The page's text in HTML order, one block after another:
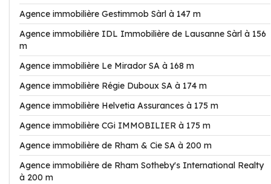
Agence immobilière Gestimmob Sàrl à 147 m
Agence immobilière IDL Immobilière de Lausanne Sàrl à 156
m
Agence immobilière Le Mirador SA à 168 m
Agence immobilière Régie Duboux SA à 174 m
Agence immobilière Helvetia Assurances à 175 m
Agence immobilière CGi IMMOBILIER à 175 m
Agence immobilière de Rham & Cie SA à 200 m
Agence immobilière de Rham Sotheby's International Realty
à 200 m